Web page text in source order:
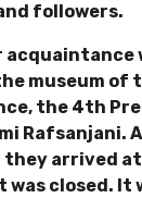
followers.
museum of
the 4th
Rafsanjani.
arrived at
closed. It